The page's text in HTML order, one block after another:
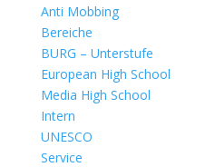
Anti Mobbing
Bereiche
BURG – Unterstufe
European High School
Media High School
Intern
UNESCO
Service